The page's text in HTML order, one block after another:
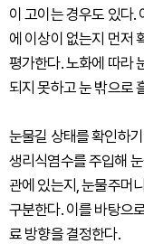
이 고이는 경우도 있다.
에 이상이 없는지 먼저
평가한다. 노화에 따라
되지 못하고 눈 밖으로
눈물길 상태를 확인하
생리식염수를 주입해
관에 있는지, 눈물주머
구분한다. 이를 바탕으
료 방향을 결정한다.